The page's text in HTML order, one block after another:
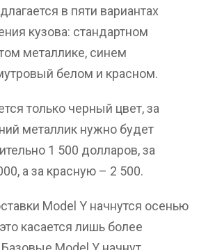
в пяти вариантах
кузова: стандартном
металлике, синем
белом и красном.
только черный цвет, за
металлик нужно будет
1 500 долларов, за
а за красную – 2 500.
Model Y начнутся осенью
касается лишь более